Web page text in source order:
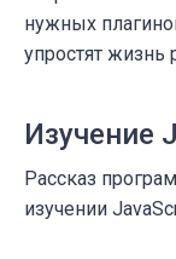
нужных
упростят жизнь
Изучение
Рассказ
изучении